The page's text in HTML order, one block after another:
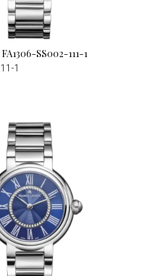
SS002-111-1
1